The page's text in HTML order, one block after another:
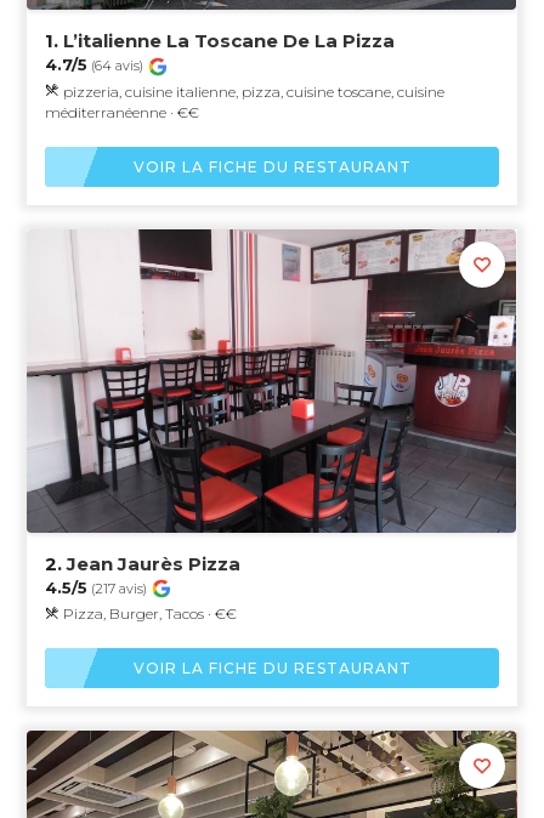
1. L’italienne La Toscane De La Pizza
4.7/5 (64 avis)
pizzeria, cuisine italienne, pizza, cuisine toscane, cuisine
méditerranéenne · €€
VOIR LA FICHE DU RESTAURANT
2.Jean Jaurès Pizza
4.5/5 (217 avis)
Pizza, Burger, Tacos · €€
VOIR LA FICHE DU RESTAURANT